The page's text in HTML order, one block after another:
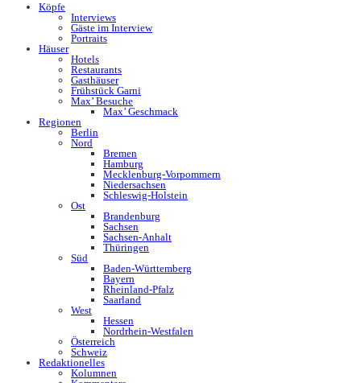
Köpfe
Interviews
Gäste im Interview
Portraits
Häuser
Hotels
Restaurants
Gasthäuser
Frühstück Garni
Max’ Besuche
Max’ Geschmack
Regionen
Berlin
Nord
Bremen
Hamburg
Mecklenburg-Vorpommern
Niedersachsen
Schleswig-Holstein
Ost
Brandenburg
Sachsen
Sachsen-Anhalt
Thüringen
Süd
Baden-Württemberg
Bayern
Rheinland-Pfalz
Saarland
West
Hessen
Nordrhein-Westfalen
Österreich
Schweiz
Redaktionelles
Kolumnen